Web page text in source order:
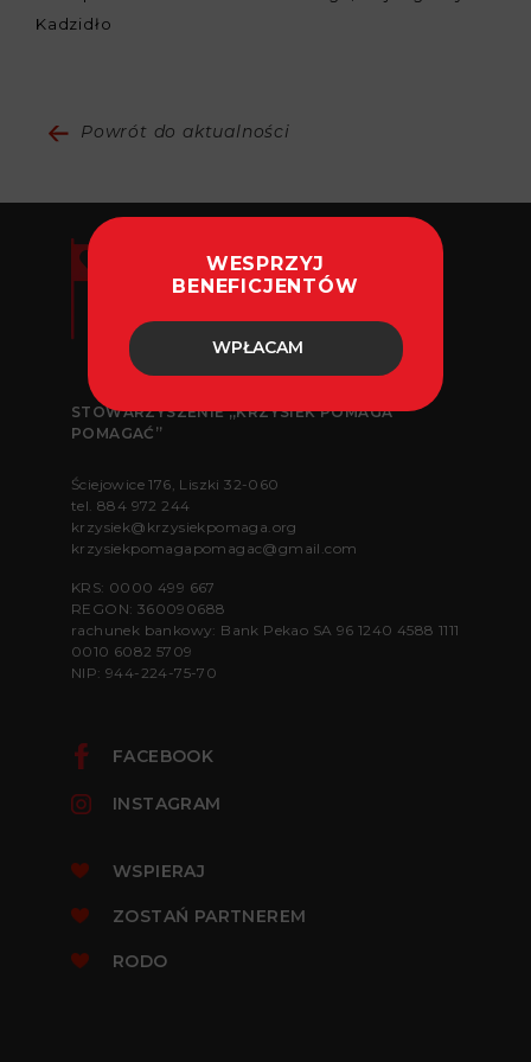
Kadzidło
Powrót do aktualności
WESPRZYJ
BENEFICJENTÓW
WPŁACAM
STOWARZYSZENIE „KRZYSIEK POMAGA
POMAGAĆ”
Ściejowice 176, Liszki 32-060
tel. 884 972 244
krzysiek@krzysiekpomaga.org
krzysiekpomagapomagac@gmail.com
KRS: 0000 499 667
REGON: 360090688
rachunek bankowy: Bank Pekao SA 96 1240 4588 1111
0010 6082 5709
NIP: 944-224-75-70
FACEBOOK
INSTAGRAM
WSPIERAJ
ZOSTAŃ PARTNEREM
RODO